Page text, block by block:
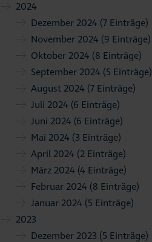
2024
Dezember 2024 (7 Einträge)
November 2024 (9 Einträge)
Oktober 2024 (8 Einträge)
September 2024 (5 Einträge)
August 2024 (7 Einträge)
Juli 2024 (6 Einträge)
Juni 2024 (6 Einträge)
Mai 2024 (3 Einträge)
April 2024 (2 Einträge)
März 2024 (4 Einträge)
Februar 2024 (8 Einträge)
Januar 2024 (5 Einträge)
2023
Dezember 2023 (5 Einträge)